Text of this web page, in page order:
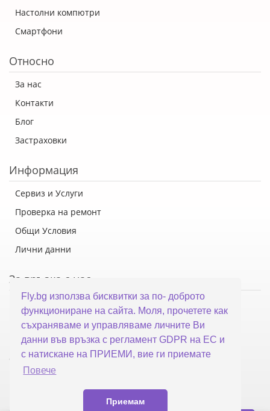
Fly.bg използва бисквитки за по- доброто
функциониране на сайта. Моля, прочетете как
съхраняваме и управляваме личните Ви
данни във връзка с регламент GDPR на ЕС и
с натискане на ПРИЕМИ, вие ги приемате
Повече
Приемам
Настолни компютри
Смартфони
Относно
За нас
Контакти
Блог
Застраховки
Информация
Сервиз и Услуги
Проверка на ремонт
Общи Условия
Лични данни
За връзка с нас
Флай Систем ООД
гр. Варна, ул. Каймакчалан 10А
тел: 052 321 321
office@fly.bg